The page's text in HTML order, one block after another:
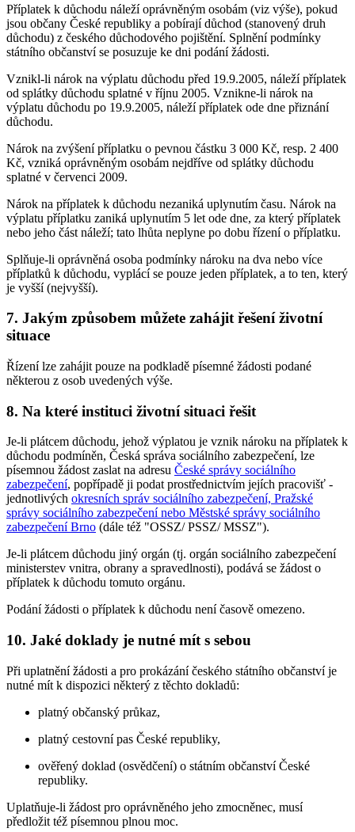
Příplatek k důchodu náleží oprávněným osobám (viz výše), pokud
jsou občany České republiky a pobírají důchod (stanovený druh
důchodu) z českého důchodového pojištění. Splnění podmínky
státního občanství se posuzuje ke dni podání žádosti.
Vznikl-li nárok na výplatu důchodu před 19.9.2005, náleží příplatek
od splátky důchodu splatné v říjnu 2005. Vznikne-li nárok na
výplatu důchodu po 19.9.2005, náleží příplatek ode dne přiznání
důchodu.
Nárok na zvýšení příplatku o pevnou částku 3 000 Kč, resp. 2 400
Kč, vzniká oprávněným osobám nejdříve od splátky důchodu
splatné v červenci 2009.
Nárok na příplatek k důchodu nezaniká uplynutím času. Nárok na
výplatu příplatku zaniká uplynutím 5 let ode dne, za který příplatek
nebo jeho část náleží; tato lhůta neplyne po dobu řízení o příplatku.
Splňuje-li oprávněná osoba podmínky nároku na dva nebo více
příplatků k důchodu, vyplácí se pouze jeden příplatek, a to ten, který
je vyšší (nejvyšší).
7. Jakým způsobem můžete zahájit řešení životní
situace
Řízení lze zahájit pouze na podkladě písemné žádosti podané
některou z osob uvedených výše.
8. Na které instituci životní situaci řešit
Je-li plátcem důchodu, jehož výplatou je vznik nároku na příplatek k
důchodu podmíněn, Česká správa sociálního zabezpečení, lze
písemnou žádost zaslat na adresu České správy sociálního
zabezpečení, popřípadě ji podat prostřednictvím jejích pracovišť -
jednotlivých okresních správ sociálního zabezpečení, Pražské
správy sociálního zabezpečení nebo Městské správy sociálního
zabezpečení Brno (dále též "OSSZ/ PSSZ/ MSSZ").
Je-li plátcem důchodu jiný orgán (tj. orgán sociálního zabezpečení
ministerstev vnitra, obrany a spravedlnosti), podává se žádost o
příplatek k důchodu tomuto orgánu.
Podání žádosti o příplatek k důchodu není časově omezeno.
10. Jaké doklady je nutné mít s sebou
Při uplatnění žádosti a pro prokázání českého státního občanství je
nutné mít k dispozici některý z těchto dokladů:
platný občanský průkaz,
platný cestovní pas České republiky,
ověřený doklad (osvědčení) o státním občanství České
republiky.
Uplatňuje-li žádost pro oprávněného jeho zmocněnec, musí
předložit též písemnou plnou moc.